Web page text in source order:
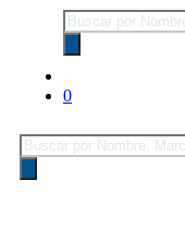
Búsqueda
de
productos
0
Búsqueda
de
productos